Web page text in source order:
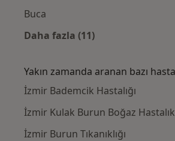
Buca
Daha fazla (11)
Yakın zamanda aranan bazı
İzmir Bademcik Hastalığı
İzmir Kulak Burun Boğaz
İzmir Burun Tıkanıklığı